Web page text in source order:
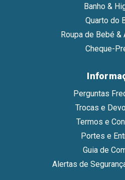
Banho &
Quarto do
Roupa de Bebé
Cheque-
Perguntas
Trocas e
Termos e
Portes e
Guia de
Alertas de